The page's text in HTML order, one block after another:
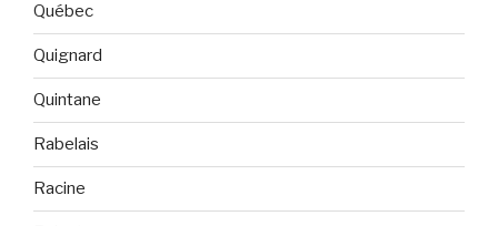
Québec
Quignard
Quintane
Rabelais
Racine